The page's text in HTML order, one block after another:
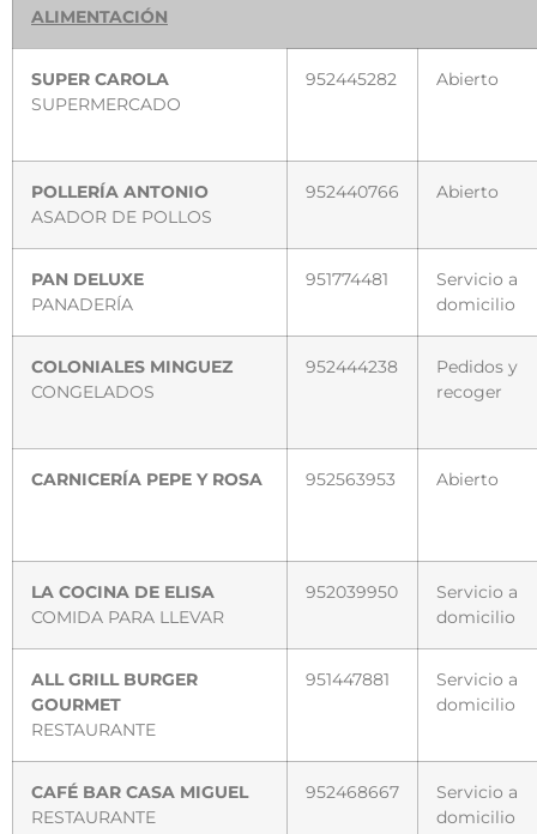
ALIMENTACIÓN
SUPER CAROLA
SUPERMERCADO
952445282 Abierto
POLLERÍA ANTONIO
ASADOR DE POLLOS
952440766 Abierto
PAN DELUXE
PANADERÍA
951774481
Servicio a
domicilio
COLONIALES MINGUEZ
CONGELADOS
952444238
Pedidos y
recoger
CARNICERÍA PEPE Y ROSA 952563953 Abierto
LA COCINA DE ELISA
COMIDA PARA LLEVAR
952039950
Servicio a
domicilio
ALL GRILL BURGER
GOURMET
RESTAURANTE
951447881
Servicio a
domicilio
CAFÉ BAR CASA MIGUEL
RESTAURANTE
952468667
Servicio a
domicilio